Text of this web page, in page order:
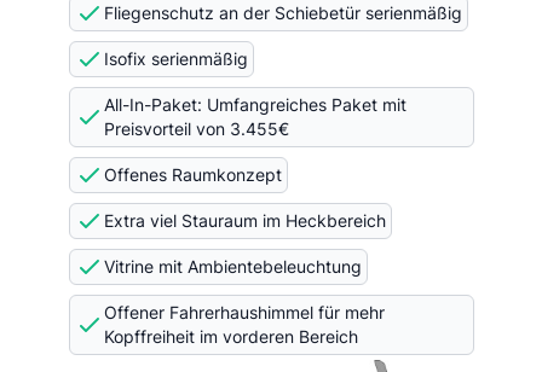
Fliegenschutz an der Schiebetür serienmäßig
Isofix serienmäßig
All-In-Paket: Umfangreiches Paket mit
Preisvorteil von 3.455€
Offenes Raumkonzept
Extra viel Stauraum im Heckbereich
Vitrine mit Ambientebeleuchtung
Offener Fahrerhaushimmel für mehr
Kopffreiheit im vorderen Bereich